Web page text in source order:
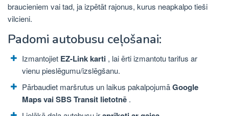
braucieniem vai tad, ja izpētāt rajonus, kurus neapkalpo tieši
vilcieni.
Padomi autobusu ceļošanai:
Izmantojiet EZ-Link karti , lai ērti izmantotu tarifus ar
vienu pieslēgumu/izslēgšanu.
Pārbaudiet maršrutus un laikus pakalpojumāGoogle
Maps vai SBS Transit lietotnē .